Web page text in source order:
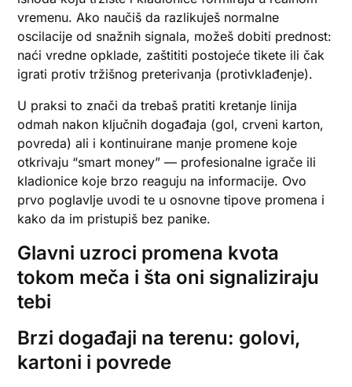
vremenu. Ako naučiš da razlikuješ normalne
oscilacije od snažnih signala, možeš dobiti prednost:
naći vredne opklade, zaštititi postojeće tikete ili čak
igrati protiv tržišnog preterivanja (protivklađenje).
U praksi to znači da trebaš pratiti kretanje linija
odmah nakon ključnih događaja (gol, crveni karton,
povreda) ali i kontinuirane manje promene koje
otkrivaju “smart money” — profesionalne igrače ili
kladionice koje brzo reaguju na informacije. Ovo
prvo poglavlje uvodi te u osnovne tipove promena i
kako da im pristupiš bez panike.
Glavni uzroci promena kvota
tokom meča i šta oni signaliziraju
tebi
Brzi događaji na terenu: golovi,
kartoni i povrede